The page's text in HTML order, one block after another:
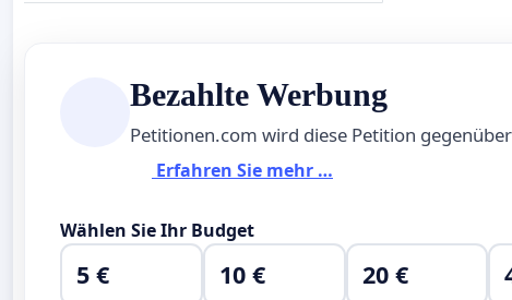
Bezahlte Werbung
Petitionen.com wird diese Petition gegenüber
Erfahren Sie mehr …
Wählen Sie Ihr Budget
5 € 10 € 20 €